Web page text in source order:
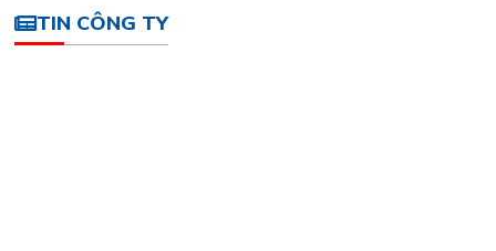
TIN CÔNG TY